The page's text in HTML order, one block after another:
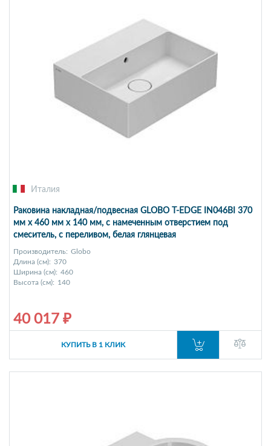
Италия
Раковина накладная/подвесная GLOBO T-EDGE IN046BI 370
мм х 460 мм х 140 мм, с намеченным отверстием под
смеситель, с переливом, белая глянцевая
Производитель: Globo
Длина (см): 370
Ширина (см): 460
Высота (см): 140
40 017 ₽
КУПИТЬ В 1 КЛИК